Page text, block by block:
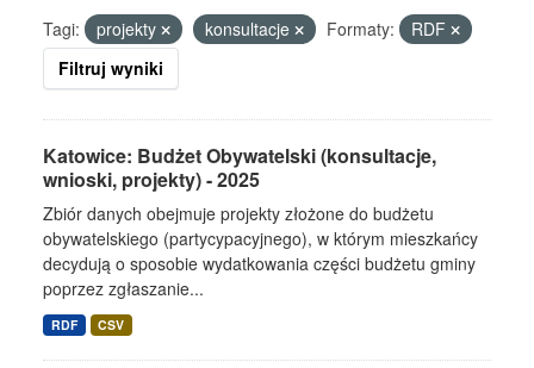
Tagi: projekty konsultacje Formaty:
RDF
Filtruj wyniki
Katowice: Budżet Obywatelski (konsultacje,
wnioski, projekty) - 2025
Zbiór danych obejmuje projekty złożone do budżetu
obywatelskiego (partycypacyjnego), w którym mieszkańcy
decydują o sposobie wydatkowania części budżetu gminy
poprzez zgłaszanie...
RDF CSV